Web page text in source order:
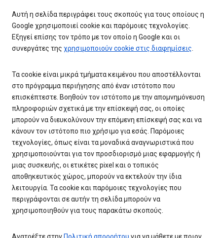
Αυτή η σελίδα περιγράφει τους σκοπούς για τους οποίους η
Google χρησιμοποιεί cookie και παρόμοιες τεχνολογίες.
Εξηγεί επίσης τον τρόπο με τον οποίο η Google και οι
συνεργάτες της χρησιμοποιούν cookie στις διαφημίσεις.
Τα cookie είναι μικρά τμήματα κειμένου που αποστέλλονται
στο πρόγραμμα περιήγησης από έναν ιστότοπο που
επισκέπτεστε. Βοηθούν τον ιστότοπο με την απομνημόνευση
πληροφοριών σχετικά με την επίσκεψή σας, οι οποίες
μπορούν να διευκολύνουν την επόμενη επίσκεψή σας και να
κάνουν τον ιστότοπο πιο χρήσιμο για εσάς. Παρόμοιες
τεχνολογίες, όπως είναι τα μοναδικά αναγνωριστικά που
χρησιμοποιούνται για τον προσδιορισμό μιας εφαρμογής ή
μιας συσκευής, οι ετικέτες pixel και ο τοπικός
αποθηκευτικός χώρος, μπορούν να εκτελούν την ίδια
λειτουργία. Τα cookie και παρόμοιες τεχνολογίες που
περιγράφονται σε αυτήν τη σελίδα μπορούν να
χρησιμοποιηθούν για τους παρακάτω σκοπούς.